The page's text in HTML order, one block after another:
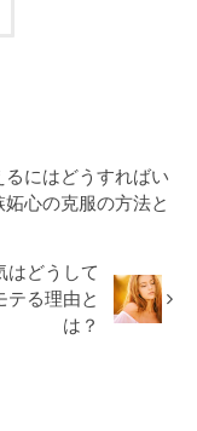
にはどうすればい
心の克服の方法と
はどうして
テる理由と
は？